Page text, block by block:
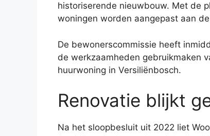
historiserende nieuwbouw. Met de
woningen worden aangepast aan
De bewonerscommissie heeft
de werkzaamheden gebruikmaken
huurwoning in Versiliënbosch.
Renovatie blijkt
Na het sloopbesluit uit 2022 liet